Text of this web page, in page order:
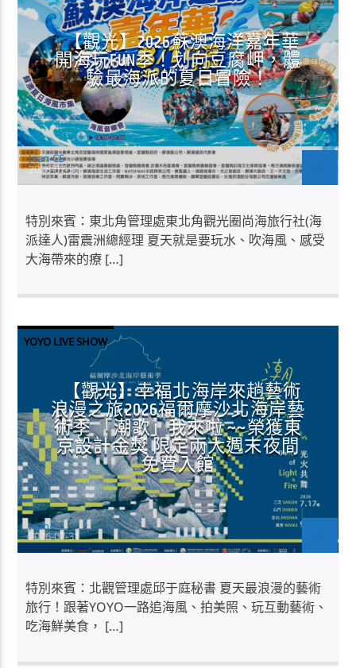
【觀光】2026蘇澳海洋嘉年華
開海玩FUN季！划向豆腐岬，體
驗最海派的夏日冒險！
Jean-CS
2026-07-31
特別來賓：東北角管理處東北角觀光圈尚海旅行社(海
派達人)雷震洲總經理 夏天就是要玩水、吹海風、感受
大海帶來的療 […]
YOYO LIVE SHOW
【觀光】幸福北海岸來趟藝術
浪漫之旅2026福爾摩沙北海岸藝
術季 「潮歌」我來啦 ~~榮獲東
京設計金獎 限定兩大週末夜間
免費入館
Jean-CS
2026-07-31
特別來賓：北觀管理處邱于庭秘書 夏天最浪漫的藝術
旅行！跟著YOYO一路追海風、拍美照、玩互動藝術、
吃海鮮美食， […]